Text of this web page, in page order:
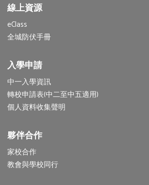
線上資源
eClass
全城防伏手冊
入學申請
中一入學資訊
轉校申請表(中二至中五適用)
個人資料收集聲明
夥伴合作
家校合作
教會與學校同行